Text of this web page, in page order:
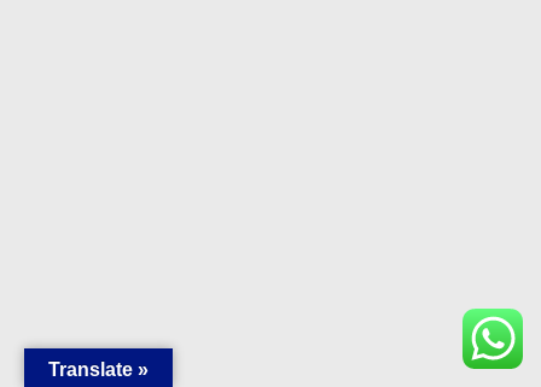
Translate »